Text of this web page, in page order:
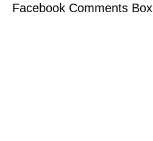
Facebook Comments Box